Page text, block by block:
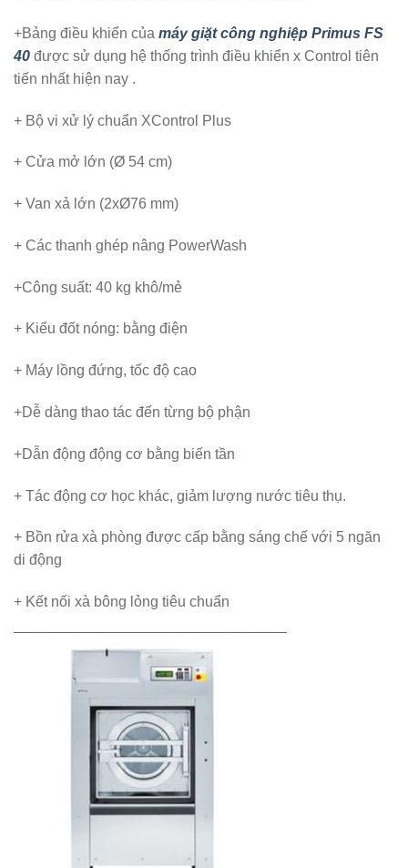
+Bảng điều khiển của máy giặt công nghiệp Primus FS
40 được sử dụng hệ thống trình điều khiển x Control tiên
tiến nhất hiện nay .
+ Bộ vi xử lý chuẩn XControl Plus
+ Cửa mở lớn (Ø 54 cm)
+ Van xả lớn (2xØ76 mm)
+ Các thanh ghép nâng PowerWash
+Công suất: 40 kg khô/mẻ
+ Kiểu đốt nóng: bằng điện
+ Máy lồng đứng, tốc độ cao
+Dễ dàng thao tác đến từng bộ phận
+Dẫn động động cơ bằng biến tần
+ Tác động cơ học khác, giảm lượng nước tiêu thụ.
+ Bồn rửa xà phòng được cấp bằng sáng chế với 5 ngăn
di động
+ Kết nối xà bông lỏng tiêu chuẩn